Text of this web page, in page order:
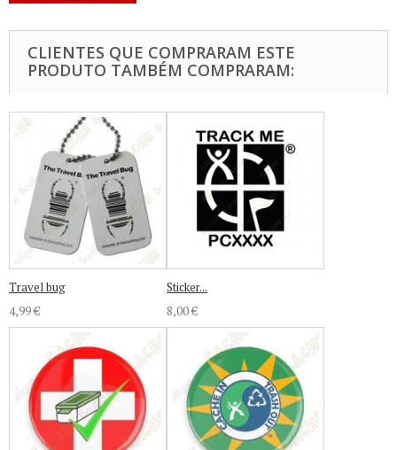
CLIENTES QUE COMPRARAM ESTE
PRODUTO TAMBÉM COMPRARAM:
Travel bug
4,99 €
Sticker...
8,00 €